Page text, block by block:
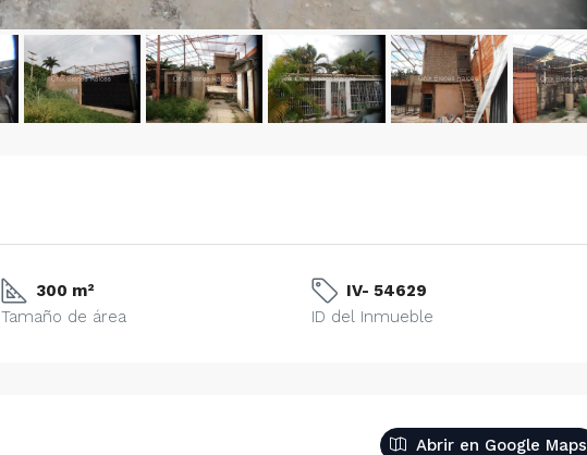
300 m²
Tamaño de área
IV- 54629
ID del Inmueble
Abrir en Google Maps